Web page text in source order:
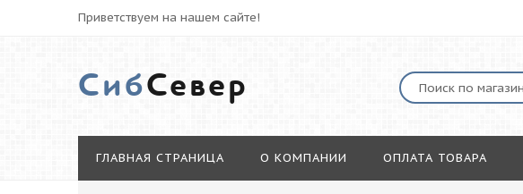
Приветствуем на нашем сайте!
СибСевер
ГЛАВНАЯ СТРАНИЦА О КОМПАНИИ ОПЛАТА ТОВАРА